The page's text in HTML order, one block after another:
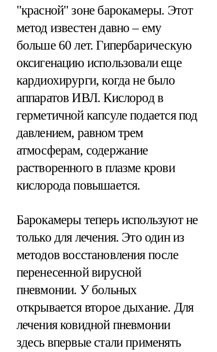
"красной" зоне барокамеры. Этот
метод известен давно – ему
больше 60 лет. Гипербарическую
оксигенацию использовали еще
кардиохирурги, когда не было
аппаратов ИВЛ. Кислород в
герметичной капсуле подается под
давлением, равном трем
атмосферам, содержание
растворенного в плазме крови
кислорода повышается.
Барокамеры теперь используют не
только для лечения. Это один из
методов восстановления после
перенесенной вирусной
пневмонии. У больных
открывается второе дыхание. Для
лечения ковидной пневмонии
здесь впервые стали применять